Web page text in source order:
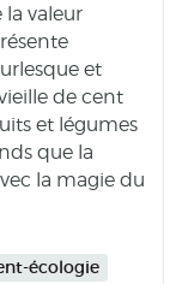
la valeur
et
de cent
et légumes
que la
la magie du
écologie